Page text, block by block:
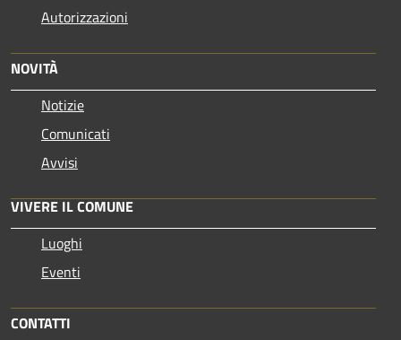
Autorizzazioni
NOVITÀ
Notizie
Comunicati
Avvisi
VIVERE IL COMUNE
Luoghi
Eventi
CONTATTI